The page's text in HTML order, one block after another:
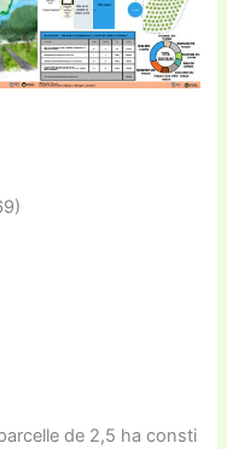
de 2,5 ha consti